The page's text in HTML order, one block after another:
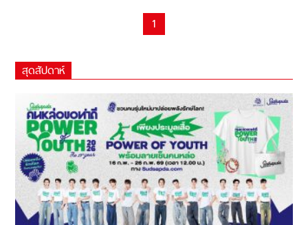
1
สุดสัปดาห์